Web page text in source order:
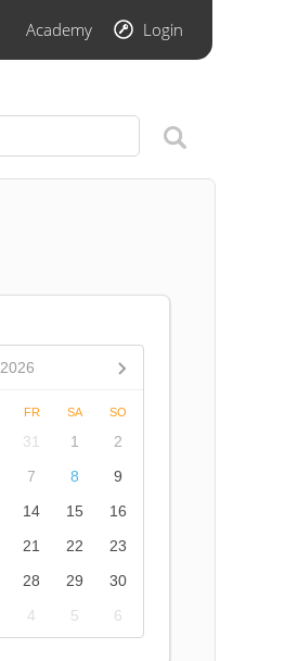
Academy Login
2026
FR SA SO
31 1
2
7 8
9
14 15
16
21 22
23
28 29
30
4 5 6